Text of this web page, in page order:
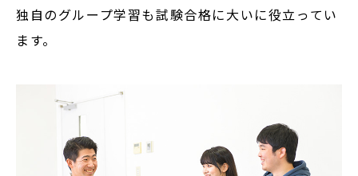
独自のグループ学習も試験合格に大いに役立ってい
ます。